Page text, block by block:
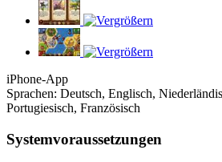
iPhone-App
Sprachen: Deutsch, Englisch,
Portugiesisch, Französisch
Systemvoraussetzungen